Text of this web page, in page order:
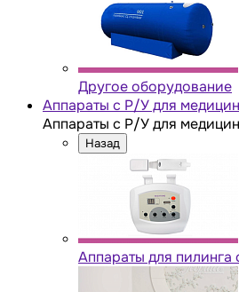
Другое оборудование
Аппараты с Р/У для
Аппараты с Р/У для
Назад
Аппараты для пилинга